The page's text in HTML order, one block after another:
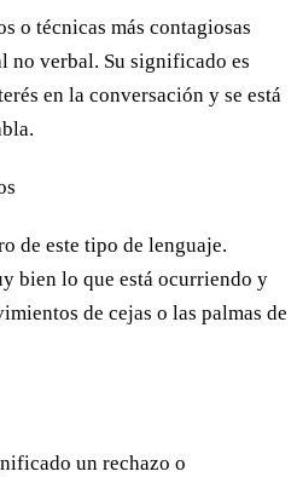
o técnicas más contagiosas
no verbal. Su significado es
en la conversación y se está
de este tipo de lenguaje.
bien lo que está ocurriendo y
de cejas o las palmas de
un rechazo o